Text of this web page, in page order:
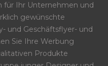
für Ihr Unternehmen und
gewünschte
und Geschäftsflyer- und
Sie Ihre Werbung
Produkte